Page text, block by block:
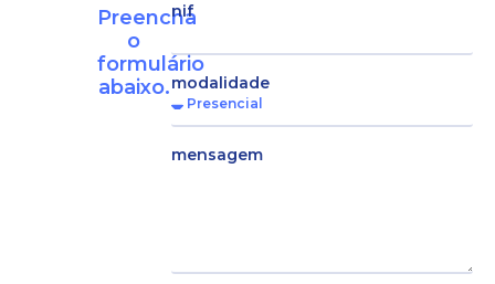
Preencha
o
formulário
abaixo.
nif
modalidade
mensagem